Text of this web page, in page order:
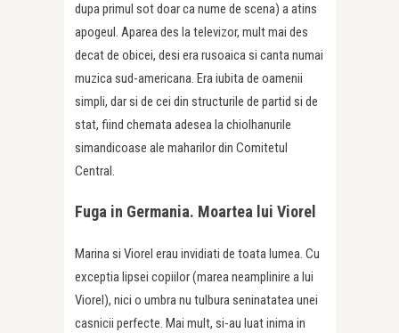
dupa primul sot doar ca nume de scena) a atins
apogeul. Aparea des la televizor, mult mai des
decat de obicei, desi era rusoaica si canta numai
muzica sud-americana. Era iubita de oamenii
simpli, dar si de cei din structurile de partid si de
stat, fiind chemata adesea la chiolhanurile
simandicoase ale maharilor din Comitetul
Central.
Fuga in Germania. Moartea lui Viorel
Marina si Viorel erau invidiati de toata lumea. Cu
exceptia lipsei copiilor (marea neamplinire a lui
Viorel), nici o umbra nu tulbura seninatatea unei
casnicii perfecte. Mai mult, si-au luat inima in